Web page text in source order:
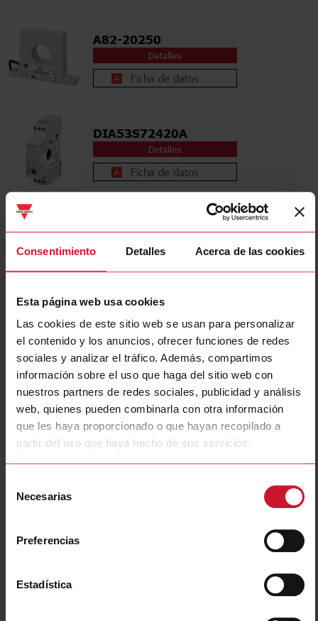
Consentimiento Detalles Acerca de las cookies
Esta página web usa cookies
Las cookies de este sitio web se usan para personalizar
el contenido y los anuncios, ofrecer funciones de redes
sociales y analizar el tráfico. Además, compartimos
información sobre el uso que haga del sitio web con
nuestros partners de redes sociales, publicidad y análisis
web, quienes pueden combinarla con otra información
que les haya proporcionado o que hayan recopilado a
partir del uso que haya hecho de sus servicios.
Necesarias
Preferencias
Estadística
A82-20250
Detalles
Ficha de datos
DIA53S72420A
Detalles
Ficha de datos
DIB01CB235A
DIB01CM24100A
Detalles
Ficha de datos
E83-2050
Detalles